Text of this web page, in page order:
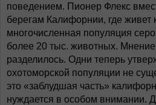
поведением. Пионер Флекс
берегам Калифорнии, где живет
многочисленная популяция
более 20 тыс. животных. Мнение
разделилось. Одни теперь
охотоморской популяции не
это «заблудшая часть»
нуждается в особом внимании.